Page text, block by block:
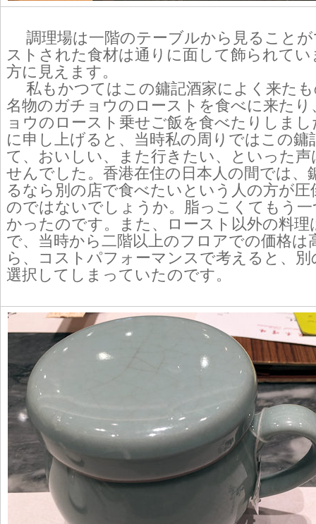
調理場は一階のテーブルから見ることが
ストされた食材は通りに面して飾られて
方に見えます。
私もかつてはこの鏞記酒家によく来たも
名物のガチョウのローストを食べに来た
ョウのロースト乗せご飯を食べたりしま
に申し上げると、当時私の周りではこの鏞
て、おいしい、また行きたい、といった
せんでした。香港在住の日本人の間では、
るなら別の店で食べたいという人の方が圧
のではないでしょうか。脂っこくてもう
かったのです。また、ロースト以外の料理
で、当時から二階以上のフロアでの価格は
ら、コストパフォーマンスで考えると、
選択してしまっていたのです。